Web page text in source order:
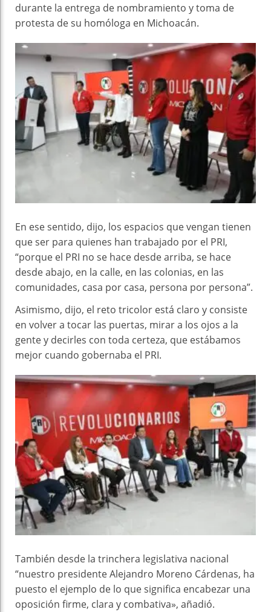
durante la entrega de nombramiento y toma de
protesta de su homóloga en Michoacán.
En ese sentido, dijo, los espacios que vengan tienen
que ser para quienes han trabajado por el PRI,
“porque el PRI no se hace desde arriba, se hace
desde abajo, en la calle, en las colonias, en las
comunidades, casa por casa, persona por persona”.
Asimismo, dijo, el reto tricolor está claro y consiste
en volver a tocar las puertas, mirar a los ojos a la
gente y decirles con toda certeza, que estábamos
mejor cuando gobernaba el PRI.
También desde la trinchera legislativa nacional
“nuestro presidente Alejandro Moreno Cárdenas, ha
puesto el ejemplo de lo que significa encabezar una
oposición firme, clara y combativa», añadió.